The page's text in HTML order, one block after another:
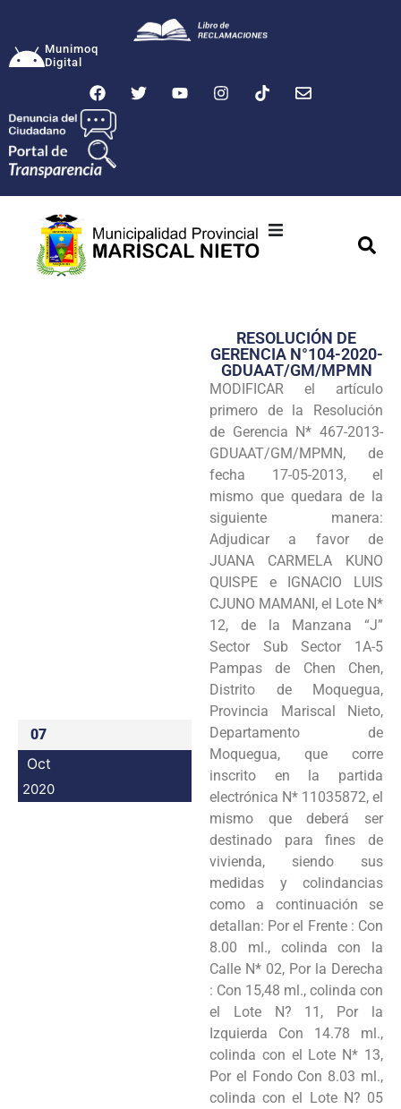
Munimoq
Digital
Transparencia
Seguridad
Programas
Intranet
07
Oct
2020
RESOLUCIÓN DE
GERENCIA N°104-2020-
GDUAAT/GM/MPMN
MODIFICAR el artículo
primero de la Resolución
de Gerencia N* 467-2013-
GDUAAT/GM/MPMN, de
fecha 17-05-2013, el
mismo que quedara de la
siguiente manera:
Adjudicar a favor de
JUANA CARMELA KUNO
QUISPE e IGNACIO LUIS
CJUNO MAMANI, el Lote N*
12, de la Manzana “J”
Sector Sub Sector 1A-5
Pampas de Chen Chen,
Distrito de Moquegua,
Provincia Mariscal Nieto,
Departamento de
Moquegua, que corre
inscrito en la partida
electrónica N* 11035872, el
mismo que deberá ser
destinado para fines de
vivienda, siendo sus
medidas y colindancias
como a continuación se
detallan: Por el Frente : Con
8.00 ml., colinda con la
Calle N* 02, Por la Derecha
: Con 15,48 ml., colinda con
el Lote N? 11, Por la
Izquierda Con 14.78 ml.,
colinda con el Lote N* 13,
Por el Fondo Con 8.03 ml.,
colinda con el Lote N? 05